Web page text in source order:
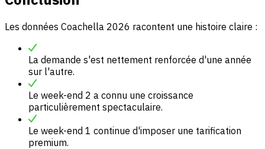
Les données Coachella 2026 racontent une histoire claire :
La demande s'est nettement renforcée d'une année
sur l'autre.
Le week-end 2 a connu une croissance
particulièrement spectaculaire.
Le week-end 1 continue d'imposer une tarification
premium.